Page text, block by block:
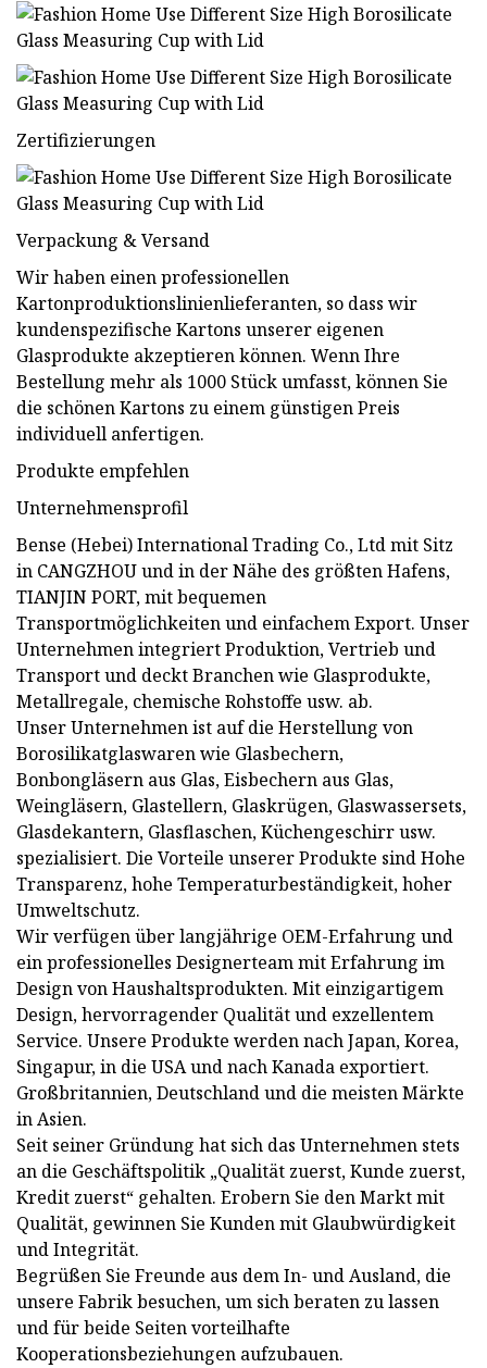
Zertifizierungen
Verpackung & Versand
Wir haben einen professionellen
Kartonproduktionslinienlieferanten, so dass wir
kundenspezifische Kartons unserer eigenen
Glasprodukte akzeptieren können. Wenn Ihre
Bestellung mehr als 1000 Stück umfasst, können Sie
die schönen Kartons zu einem günstigen Preis
individuell anfertigen.
Produkte empfehlen
Unternehmensprofil
Bense (Hebei) International Trading Co., Ltd mit Sitz
in CANGZHOU und in der Nähe des größten Hafens,
TIANJIN PORT, mit bequemen
Transportmöglichkeiten und einfachem Export. Unser
Unternehmen integriert Produktion, Vertrieb und
Transport und deckt Branchen wie Glasprodukte,
Metallregale, chemische Rohstoffe usw. ab.
Unser Unternehmen ist auf die Herstellung von
Borosilikatglaswaren wie Glasbechern,
Bonbongläsern aus Glas, Eisbechern aus Glas,
Weingläsern, Glastellern, Glaskrügen, Glaswassersets,
Glasdekantern, Glasflaschen, Küchengeschirr usw.
spezialisiert. Die Vorteile unserer Produkte sind Hohe
Transparenz, hohe Temperaturbeständigkeit, hoher
Umweltschutz.
Wir verfügen über langjährige OEM-Erfahrung und
ein professionelles Designerteam mit Erfahrung im
Design von Haushaltsprodukten. Mit einzigartigem
Design, hervorragender Qualität und exzellentem
Service. Unsere Produkte werden nach Japan, Korea,
Singapur, in die USA und nach Kanada exportiert.
Großbritannien, Deutschland und die meisten Märkte
in Asien.
Seit seiner Gründung hat sich das Unternehmen stets
an die Geschäftspolitik „Qualität zuerst, Kunde zuerst,
Kredit zuerst“ gehalten. Erobern Sie den Markt mit
Qualität, gewinnen Sie Kunden mit Glaubwürdigkeit
und Integrität.
Begrüßen Sie Freunde aus dem In- und Ausland, die
unsere Fabrik besuchen, um sich beraten zu lassen
und für beide Seiten vorteilhafte
Kooperationsbeziehungen aufzubauen.